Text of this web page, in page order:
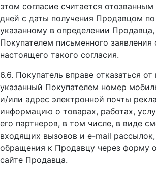
этом согласие считается
дней с даты получения Продавцом по
указанному в определении Продавца,
Покупателем письменного заявления
настоящего такого согласия.
6.6. Покупатель вправе отказаться от
указанный Покупателем номер
и/или адрес электронной почты
информацию о товарах, работах,
его партнеров, в том числе, в виде
входящих вызовов и e-mail
обращения к Продавцу через форму
сайте Продавца.